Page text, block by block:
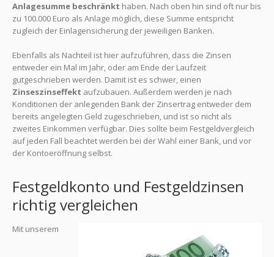
Anlagesumme beschränkt haben. Nach oben hin sind oft nur bis
zu 100.000 Euro als Anlage möglich, diese Summe entspricht
zugleich der Einlagensicherung der jeweiligen Banken.
Ebenfalls als Nachteil ist hier aufzuführen, dass die Zinsen
entweder ein Mal im Jahr, oder am Ende der Laufzeit
gutgeschrieben werden. Damit ist es schwer, einen
Zinseszinseffekt aufzubauen. Außerdem werden je nach
Konditionen der anlegenden Bank der Zinsertrag entweder dem
bereits angelegten Geld zugeschrieben, und ist so nicht als
zweites Einkommen verfügbar. Dies sollte beim Festgeldvergleich
auf jeden Fall beachtet werden bei der Wahl einer Bank, und vor
der Kontoeröffnung selbst.
Festgeldkonto und Festgeldzinsen
richtig vergleichen
Mit unserem